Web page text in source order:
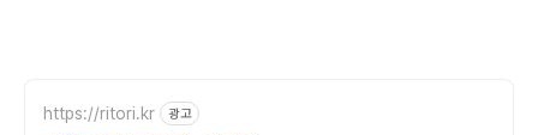
https://ritori.kr 광고